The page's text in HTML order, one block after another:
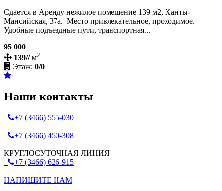
Сдается в Аренду нежилое помещение 139 м2, Ханты-
Мансийская, 37а. Место привлекательное, проходимое.
Удобные подъездные пути, транспортная...
95 000
139//м2
Этаж: 0/0
Наши контакты
+7 (3466) 555-030
+7 (3466) 450-308
КРУГЛОСУТОЧНАЯ ЛИНИЯ
+7 (3466) 626-915
НАПИШИТЕ НАМ